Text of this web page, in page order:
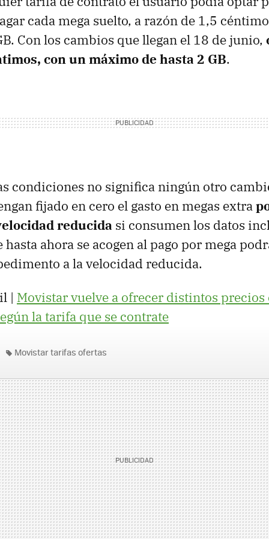
cada mega suelto, a razón de 1,5
Con los cambios que llegan el 18 de junio,
con un máximo de hasta 2 GB.
condiciones no significa ningún otro
fijado en cero el gasto en megas extra
reducida si consumen los datos
ahora se acogen al pago por mega
a la velocidad reducida.
| Movistar vuelve a ofrecer distintos precios
la tarifa que se contrate
Movistar tarifas ofertas